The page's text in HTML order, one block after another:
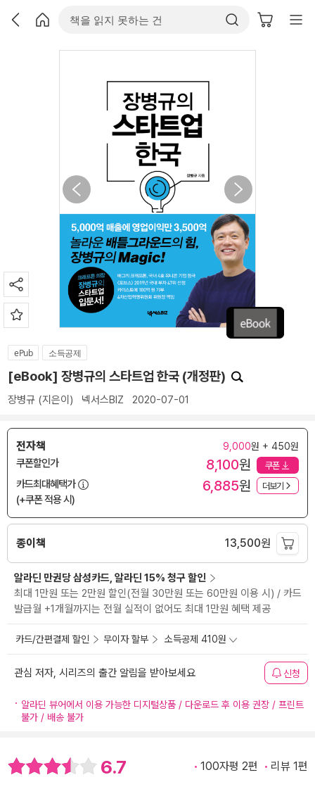
ePub 소득공제
[eBook] 장병규의 스타트업 한국 (개정판)
장병규 (지은이) 넥서스BIZ 2020-07-01
전자책 9,000원 + 450원
쿠폰할인가 8,100원 쿠폰
카드최대혜택가
(+쿠폰 적용 시)
6,885원 더보기
종이책 13,500원
알라딘 만권당 삼성카드, 알라딘 15% 청구 할인
최대 1만원 또는 2만원 할인(전월 30만원 또는 60만원 이용 시) / 카드
발급월 +1개월까지는 전월 실적이 없어도 최대 1만원 혜택 제공
카드/간편결제 할인 무이자 할부 소득공제 410원
관심 저자, 시리즈의 출간 알림을 받아보세요 신청
알라딘 뷰어에서 이용 가능한 디지털상품 / 다운로드 후 이용 권장 / 프린트
불가 / 배송 불가
6.7 100자평 2편 리뷰 1편